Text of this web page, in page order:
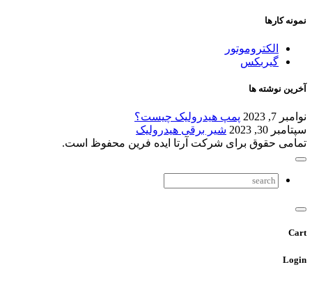
نمونه کارها
الکتروموتور
گیربکس
آخرین نوشته ها
نوامبر 7, 2023
پمپ هیدرولیک چیست؟
سپتامبر 30, 2023
شیر برقی هیدرولیک
تمامی حقوق برای شرکت آرتا ایده فرین محفوظ است.
Cart
Login